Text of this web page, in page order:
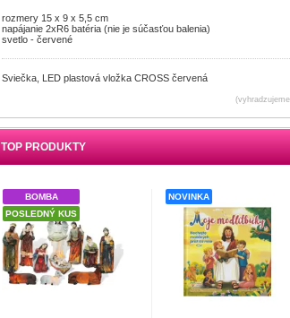
rozmery 15 x 9 x 5,5 cm
napájanie 2xR6 batéria (nie je súčasťou balenia)
svetlo - červené
Sviečka, LED plastová vložka CROSS červená
TOP PRODUKTY
BOMBA
POSLEDNÝ KUS
NOVINKA